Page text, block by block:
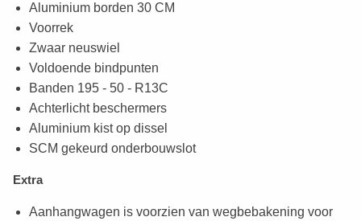
Aluminium borden 30 CM
Voorrek
Zwaar neuswiel
Voldoende bindpunten
Banden 195 - 50 - R13C
Achterlicht beschermers
Aluminium kist op dissel
SCM gekeurd onderbouwslot
Extra
Aanhangwagen is voorzien van wegbebakening voor